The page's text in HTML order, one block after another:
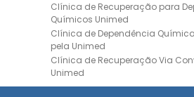
Clínica de Recuperação para
Químicos Unimed
Clínica de Dependência
pela Unimed
Clínica de Recuperação Via
Unimed
Clínica de Recuperação